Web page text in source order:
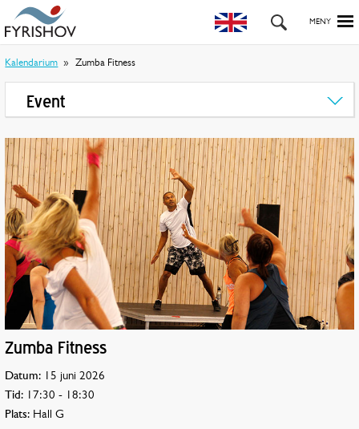
Kalendarium Zumba Fitness
Event
Zumba Fitness
Datum: 15 juni 2026
Tid: 17:30 - 18:30
Plats: Hall G